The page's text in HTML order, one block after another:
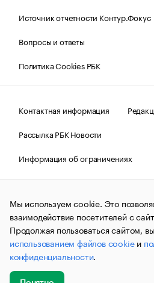
Источник отчетности Контур.Фокус
Вопросы и ответы
Политика Cookies РБК
Контактная информация
Рассылка РБК Новости
Информация об ограничениях
Правовая информация
О
© АО «РОСБИЗНЕСКОНСАЛТИНГ»,
и материалы информационного
(зарегистрировано Федеральной
связи, информационных
коммуникаций (Роскомнадзор)
№ФС77-63848) сопровождаются
публикации могут содержать
не предназначенную для
Мы используем cookie. Это
взаимодействие посетителей с
Продолжая пользоваться сайтом,
использованием файлов cookieи
конфиденциальности.